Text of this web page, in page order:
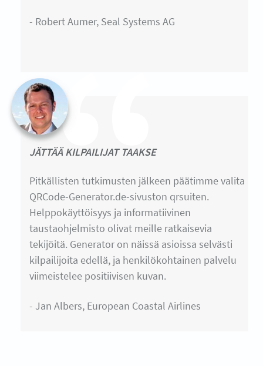
- Robert Aumer, Seal Systems AG
JÄTTÄÄ KILPAILIJAT TAAKSE
Pitkällisten tutkimusten jälkeen päätimme valita
QRCode-Generator.de-sivuston qrsuiten.
Helppokäyttöisyys ja informatiivinen
taustaohjelmisto olivat meille ratkaisevia
tekijöitä. Generator on näissä asioissa selvästi
kilpailijoita edellä, ja henkilökohtainen palvelu
viimeistelee positiivisen kuvan.
- Jan Albers, European Coastal Airlines